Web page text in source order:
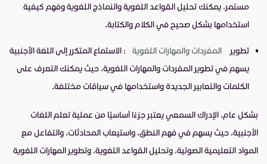
مستمر، يمكنك تحليل القواعد اللغوية والنماذج اللغوية وفهم كيفية
استخدامها بشكل صحيح في الكلام والكتابة.
تطوير المفردات والمهارات اللغوية
: الاستماع المتكرر إلى اللغة الأجنبية
يسهم في تطوير المفردات والمهارات اللغوية، حيث يمكنك التعرف على
الكلمات والتعابير الجديدة واستخدامها في سياقات مختلفة.
بشكل عام، الإدراك السمعي يعتبر جزءًا أساسيًا من عملية تعلم اللغات
الأجنبية، حيث يسهم في فهم النطق، واستيعاب المحادثات، والتفاعل مع
المواد التعليمية الصوتية، وتحليل القواعد اللغوية، وتطوير المهارات اللغوية